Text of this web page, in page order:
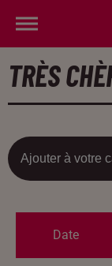
TRÈS
Ajouter à votre
Date